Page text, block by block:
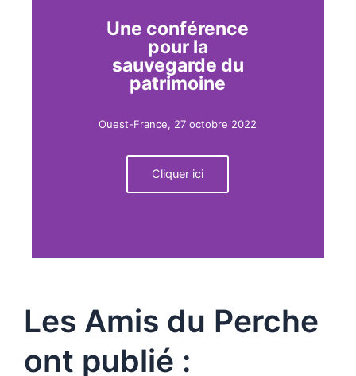
Une conférence
pour la
sauvegarde du
patrimoine
Ouest-France, 27 octobre 2022
Cliquer ici
Les Amis du Perche
ont publié :